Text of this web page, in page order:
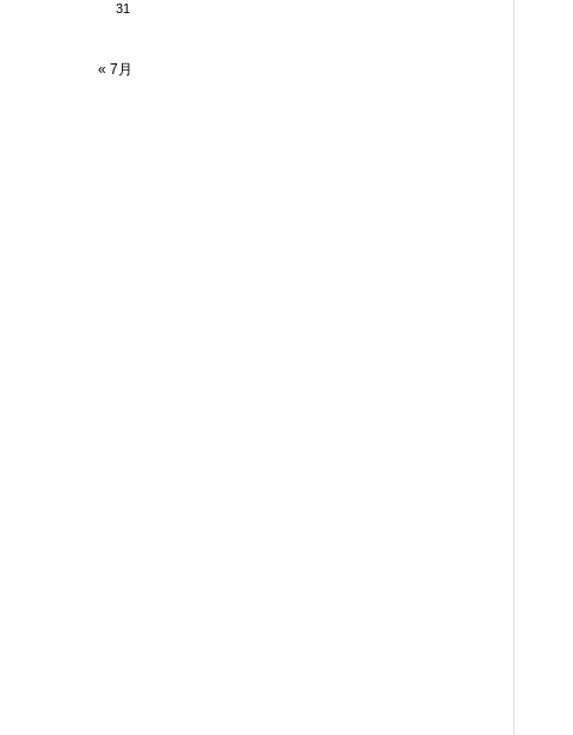
31
« 7月